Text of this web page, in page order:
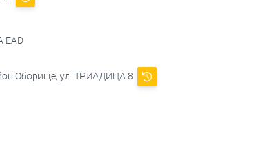
EAD
Оборище, ул. ТРИАДИЦА 8